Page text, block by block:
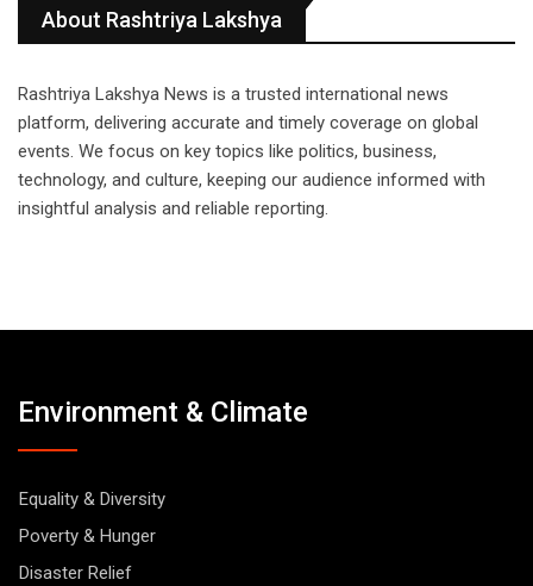
About Rashtriya Lakshya
Rashtriya Lakshya News is a trusted international news
platform, delivering accurate and timely coverage on global
events. We focus on key topics like politics, business,
technology, and culture, keeping our audience informed with
insightful analysis and reliable reporting.
Environment & Climate
Equality & Diversity
Poverty & Hunger
Disaster Relief